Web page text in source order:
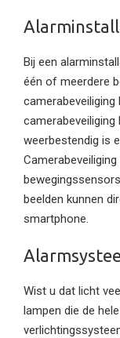
Bij een
één of meerdere
camerabeveiliging
weerbestendig is
beelden kunnen
smartphone.
Wist u dat licht
lampen die de